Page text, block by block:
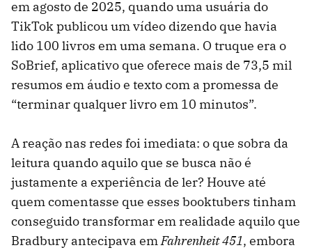
em agosto de 2025, quando uma usuária do
TikTok publicou um vídeo dizendo que havia
lido 100 livros em uma semana. O truque era o
SoBrief, aplicativo que oferece mais de 73,5 mil
resumos em áudio e texto com a promessa de
“terminar qualquer livro em 10 minutos”.
A reação nas redes foi imediata: o que sobra da
leitura quando aquilo que se busca não é
justamente a experiência de ler? Houve até
quem comentasse que esses booktubers tinham
conseguido transformar em realidade aquilo que
Bradbury antecipava emFahrenheit 451, embora